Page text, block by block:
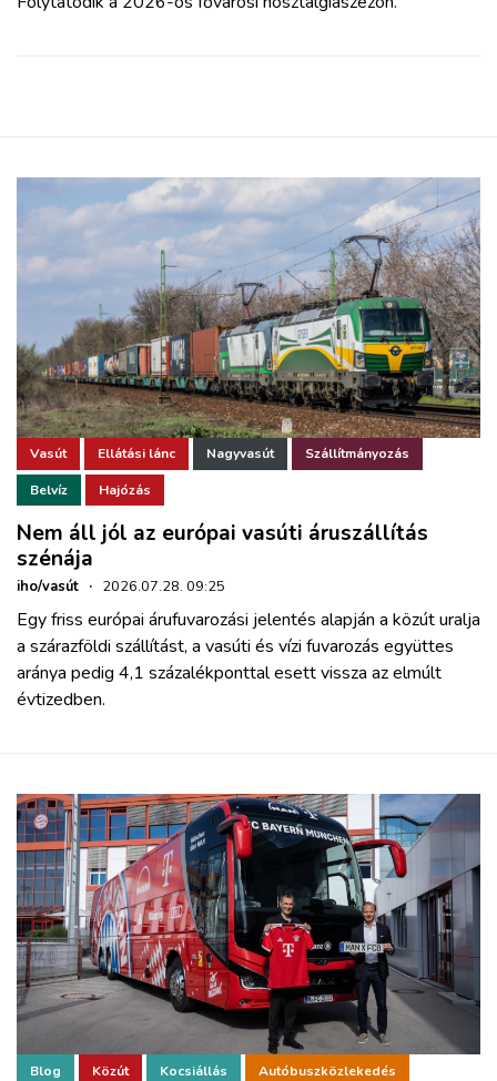
Vasút Ellátási lánc Nagyvasút Szállítmányozás
Belvíz Hajózás
Nem áll jól az európai vasúti áruszállítás
szénája
iho/vasút · 2026.07.28. 09:25
Egy friss európai árufuvarozási jelentés alapján a közút uralja
a szárazföldi szállítást, a vasúti és vízi fuvarozás együttes
aránya pedig 4,1 százalékponttal esett vissza az elmúlt
évtizedben.
Blog Közút Kocsiállás Autóbuszközlekedés